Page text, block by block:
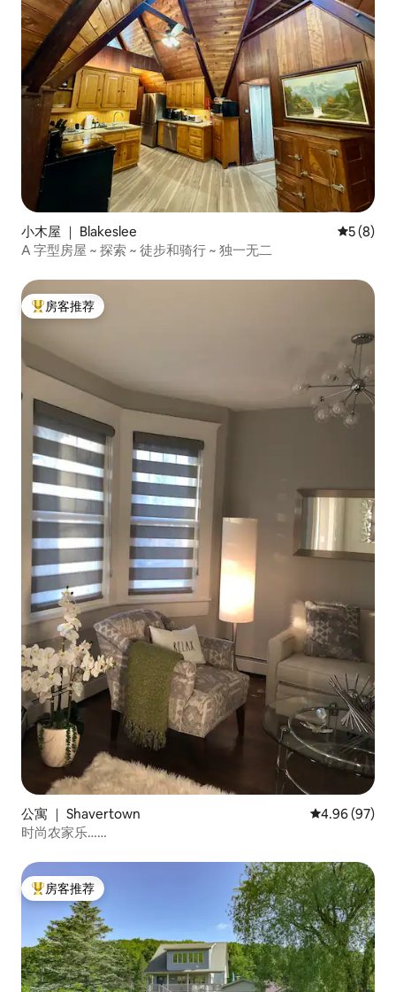
小木屋 ｜ Blakeslee 平均评分
5 (8)
A 字型房屋 ~ 探索 ~ 徒步和骑行 ~ 独一无二
热门「房客推荐」
房客推荐
公寓 ｜ Shavertown 平均评分 4.96
4.96 (97)
时尚农家乐……
热门「房客推荐」
房客推荐